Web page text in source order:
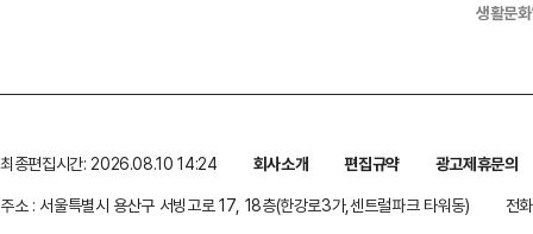
생활문
최종편집시간: 2026.08.10 14:24 회사소개 편집규약
광고제휴문의
주소 : 서울특별시 용산구 서빙고로 17, 18층(한강로3가,센트럴파크 타워동)
전